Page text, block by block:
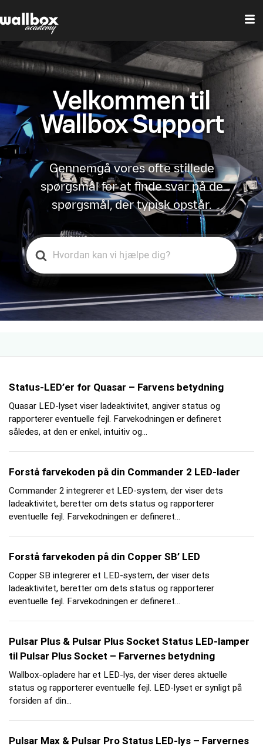
Velkommen til
Wallbox Support
Gennemgå vores ofte stillede
spørgsmål for at finde svar på de
spørgsmål, der typisk opstår.
Search
For
Status-LED’er for Quasar – Farvens betydning
Quasar LED-lyset viser ladeaktivitet, angiver status og
rapporterer eventuelle fejl. Farvekodningen er defineret
således, at den er enkel, intuitiv og...
Forstå farvekoden på din Commander 2 LED-lader
Commander 2 integrerer et LED-system, der viser dets
ladeaktivitet, beretter om dets status og rapporterer
eventuelle fejl. Farvekodningen er defineret...
Forstå farvekoden på din Copper SB’ LED
Copper SB integrerer et LED-system, der viser dets
ladeaktivitet, beretter om dets status og rapporterer
eventuelle fejl. Farvekodningen er defineret...
Pulsar Plus & Pulsar Plus Socket Status LED-lamper
til Pulsar Plus Socket – Farvernes betydning
Wallbox-opladere har et LED-lys, der viser deres aktuelle
status og rapporterer eventuelle fejl. LED-lyset er synligt på
forsiden af din...
Pulsar Max & Pulsar Pro Status LED-lys – Farvernes